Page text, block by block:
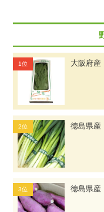
大阪府産
徳島県産
徳島県